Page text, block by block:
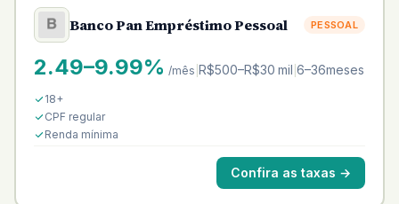
Banco Pan Empréstimo Pessoal PESSOAL
2.49–9.99% /mês R$500–R$30 mil 6–36meses
18+
CPF regular
Renda mínima
Confira as taxas →